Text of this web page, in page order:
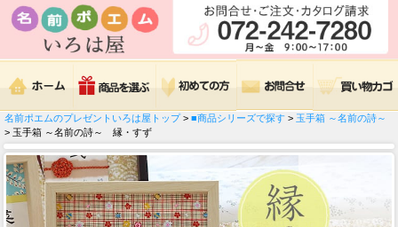
名前ポエムのプレゼントいろは屋トップ> ■商品シリーズで探す > 玉手箱 ～名前の詩～
> 玉手箱 ～名前の詩～ 縁・すず